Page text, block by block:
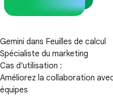
Gemini dans Feuilles de calcul
Spécialiste du marketing
Cas d'utilisation :
Améliorez la collaboration
équipes